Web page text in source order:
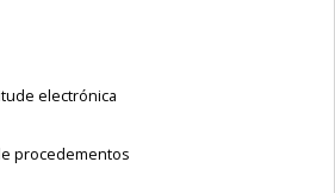
electrónica
procedementos